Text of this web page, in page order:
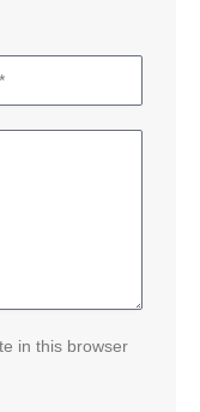
in this browser